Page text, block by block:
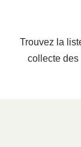
Trouvez la
collecte des